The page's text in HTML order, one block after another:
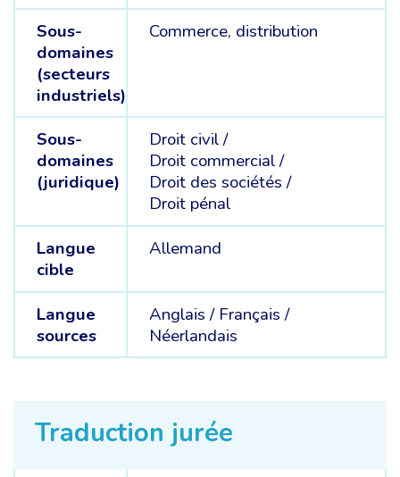
Sous-
domaines
(secteurs
industriels)
Commerce, distribution
Sous-
domaines
(juridique)
Droit civil /
Droit commercial /
Droit des sociétés /
Droit pénal
Langue
cible
Allemand
Langue
sources
Anglais / Français /
Néerlandais
Traduction jurée